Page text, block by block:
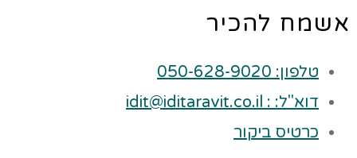
אשמח להכיר
טלפון: 050-628-9020
דוא"ל: : idit@iditaravit.co.il
כרטיס ביקור